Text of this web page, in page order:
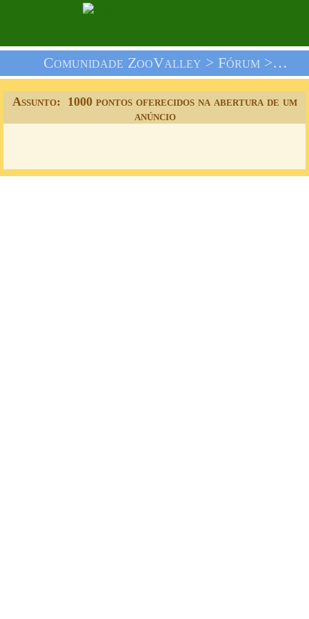
Comunidade ZooValley > Fórum> Nós
Assunto: 1000 pontos oferecidos na abertura de um
anúncio